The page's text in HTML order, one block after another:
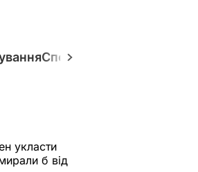
Спецпроєкти
укласти
б від